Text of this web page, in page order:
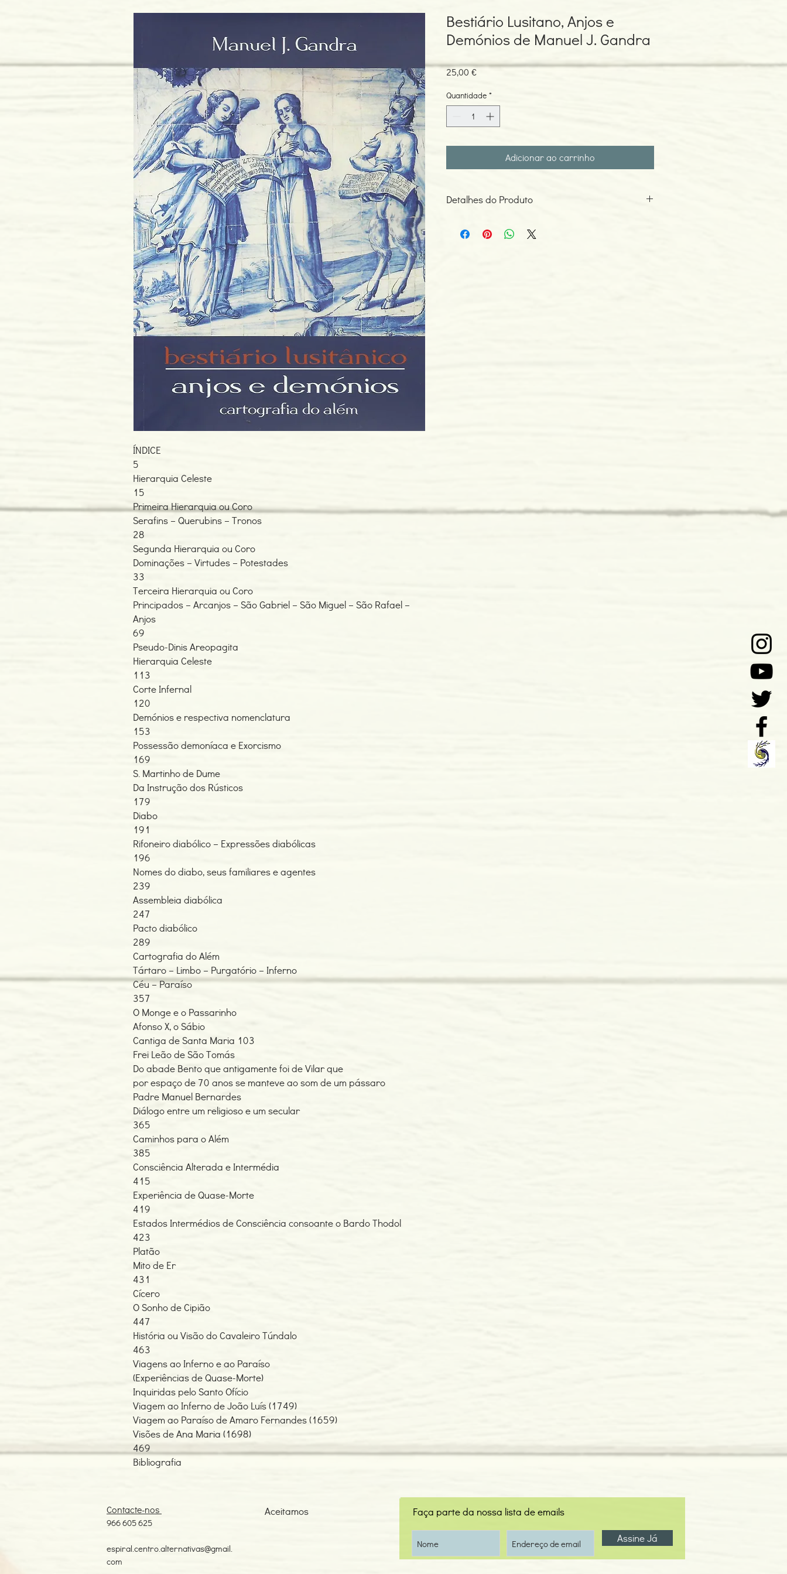
ÍNDICE
5
Hierarquia Celeste
15
Primeira Hierarquia ou Coro
Serafins – Querubins – Tronos
28
Segunda Hierarquia ou Coro
Dominações – Virtudes – Potestades
33
Terceira Hierarquia ou Coro
Principados – Arcanjos – São Gabriel – São Miguel – São Rafael –
Anjos
69
Pseudo-Dinis Areopagita
Hierarquia Celeste
113
Corte Infernal
120
Demónios e respectiva nomenclatura
153
Possessão demoníaca e Exorcismo
169
S. Martinho de Dume
Da Instrução dos Rústicos
179
Diabo
191
Rifoneiro diabólico – Expressões diabólicas
196
Nomes do diabo, seus familiares e agentes
239
Assembleia diabólica
247
Pacto diabólico
289
Cartografia do Além
Tártaro – Limbo – Purgatório – Inferno
Céu – Paraíso
357
O Monge e o Passarinho
Afonso X, o Sábio
Cantiga de Santa Maria 103
Frei Leão de São Tomás
Do abade Bento que antigamente foi de Vilar que
por espaço de 70 anos se manteve ao som de um pássaro
Padre Manuel Bernardes
Diálogo entre um religioso e um secular
365
Caminhos para o Além
385
Consciência Alterada e Intermédia
415
Experiência de Quase-Morte
419
Estados Intermédios de Consciência consoante o Bardo Thodol
423
Platão
Mito de Er
431
Cícero
O Sonho de Cipião
447
História ou Visão do Cavaleiro Túndalo
463
Viagens ao Inferno e ao Paraíso
(Experiências de Quase-Morte)
Inquiridas pelo Santo Ofício
Viagem ao Inferno de João Luís (1749)
Viagem ao Paraíso de Amaro Fernandes (1659)
Visões de Ana Maria (1698)
469
Bibliografia
Bestiário Lusitano, Anjos e
Demónios de Manuel J. Gandra
25,00 €Preço
Quantidade *
Adicionar ao carrinho
Detalhes do Produto
Edição ou reimpressão: 2019
Contacte-nos
966 605 625
espiral.centro.alternativas@gmail.
com
Aceitamos
Faça parte da nossa lista de emails
Assine Já